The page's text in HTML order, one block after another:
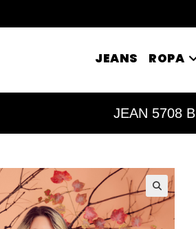
JEANS ROPA
JEAN 5708 B
🔍